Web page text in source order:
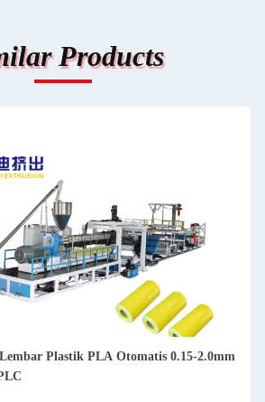
Products
Plastik PLA Otomatis 0.15-2.0mm